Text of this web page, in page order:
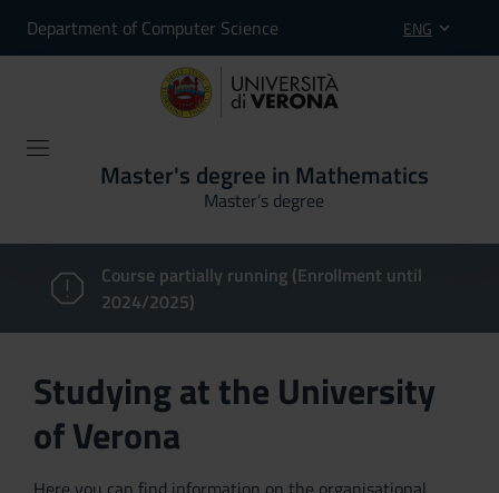
Department of Computer Science ENG
Master's degree in Mathematics
Master’s degree
Course partially running (Enrollment until
2024/2025)
Studying at the University
of Verona